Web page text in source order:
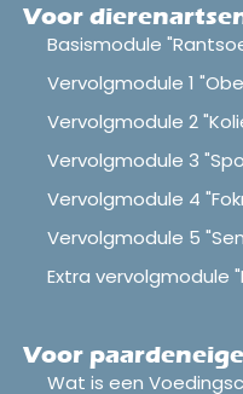
Voor
Basismodule
Vervolgmodule 1
Vervolgmodule 2
Vervolgmodule 3
Vervolgmodule 4
Vervolgmodule 5
Extra vervolgmodule
Voor
Wat is een